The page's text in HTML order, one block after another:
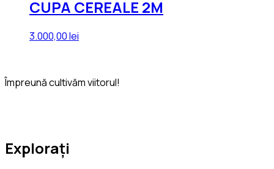
CUPA CEREALE 2M
3.000,00lei
Împreună cultivăm viitorul!
Explorați